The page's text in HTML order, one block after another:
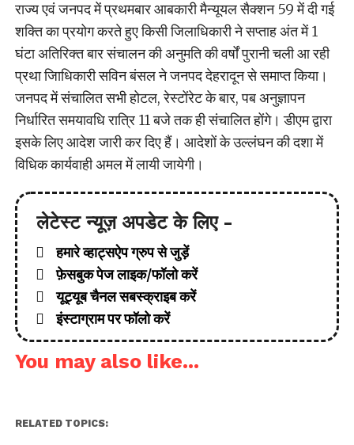
राज्य एवं जनपद में प्रथमबार आबकारी मैन्यूयल सैक्शन 59 में दी गई
शक्ति का प्रयोग करते हुए किसी जिलाधिकारी ने सप्ताह अंत में 1
घंटा अतिरिक्त बार संचालन की अनुमति की वर्षों पुरानी चली आ रही
प्रथा जिाधिकारी सविन बंसल ने जनपद देहरादून से समाप्त किया।
जनपद में संचालित सभी होटल, रेस्टोंरेट के बार, पब अनुज्ञापन
निर्धारित समयावधि रात्रि 11 बजे तक ही संचालित होंगे। डीएम द्वारा
इसके लिए आदेश जारी कर दिए हैं। आदेशों के उल्लंघन की दशा में
विधिक कार्यवाही अमल में लायी जायेगी।
लेटेस्ट न्यूज़ अपडेट के लिए -
हमारे व्हाट्सऐप ग्रुप से जुड़ें
फ़ेसबुक पेज लाइक/फॉलो करें
यूट्यूब चैनल सबस्क्राइब करें
इंस्टाग्राम पर फॉलो करें
You may also like...
RELATED TOPICS: